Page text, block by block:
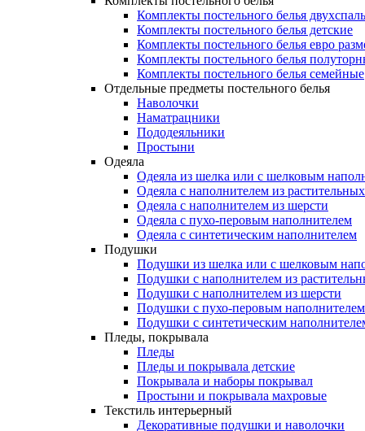
Комплекты постельного белья
Комплекты постельного белья детские
Комплекты постельного белья евро
Комплекты постельного белья
Комплекты постельного белья семейные
Отдельные предметы постельного белья
Наволочки
Наматрацники
Пододеяльники
Простыни
Одеяла
Одеяла из шелка или с шелковым
Одеяла с наполнителем из
Одеяла с наполнителем из шерсти
Одеяла с пухо-перовым наполнителем
Одеяла с синтетическим наполнителем
Подушки
Подушки из шелка или с шелковым
Подушки с наполнителем из
Подушки с наполнителем из шерсти
Подушки с пухо-перовым наполнителем
Подушки с синтетическим
Пледы, покрывала
Пледы
Пледы и покрывала детские
Покрывала и наборы покрывал
Простыни и покрывала махровые
Текстиль интерьерный
Декоративные подушки и наволочки